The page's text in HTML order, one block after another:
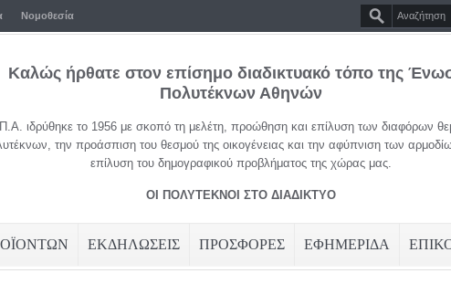
Νομοθεσία
Καλώς ήρθατε στον επίσημο διαδικτυακό τόπο της
Πολυτέκνων Αθηνών
ιδρύθηκε το 1956 με σκοπό τη μελέτη, προώθηση και επίλυση των διαφόρων
την προάσπιση του θεσμού της οικογένειας και την αφύπνιση των
επίλυση του δημογραφικού προβλήματος της χώρας μας.
ΟΙ ΠΟΛΥΤΕΚΝΟΙ ΣΤΟ ΔΙΑΔΙΚΤΥΟ
ΕΚΔΗΛΩΣΕΙΣ ΠΡΟΣΦΟΡΕΣ ΕΦΗΜΕΡΙΔΑ